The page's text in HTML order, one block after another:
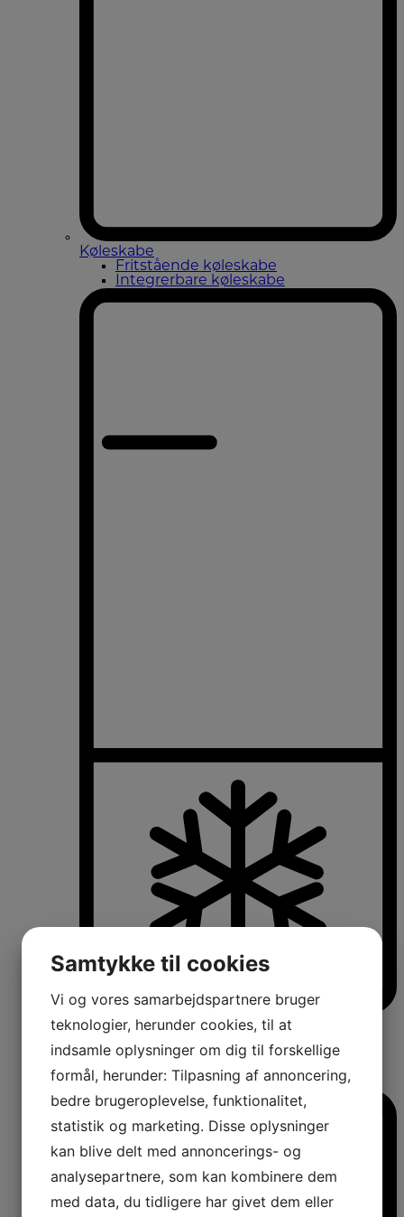
Køleskabe
Fritstående køleskabe
Integrerbare køleskabe
Køle-/fryseskabe
Integrerbare køle-/fryseskabe
Køleskabe med fryseboks
Amerikanerkøleskabe
Samtykke til cookies
Vi og vores samarbejdspartnere bruger
teknologier, herunder cookies, til at
indsamle oplysninger om dig til forskellige
formål, herunder: Tilpasning af annoncering,
bedre brugeroplevelse, funktionalitet,
statistik og marketing. Disse oplysninger
kan blive delt med annoncerings- og
analysepartnere, som kan kombinere dem
med data, du tidligere har givet dem eller